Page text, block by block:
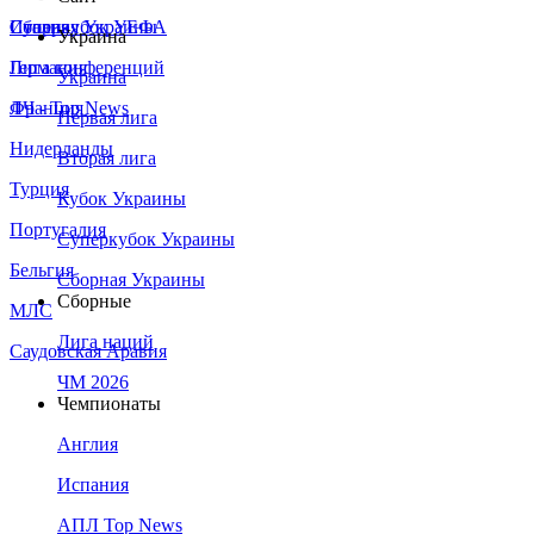
Сборная Украины
Италия
Германия
Франция
Нидерланды
Турция
Португалия
Бельгия
МЛС
Саудовская Аравия
Суперкубок УЕФА
Лига конференций
ЛЧ - Top News
Украина
Украина
Первая лига
Вторая лига
Кубок Украины
Суперкубок Украины
Сборная Украины
Сборные
Лига наций
ЧМ 2026
Чемпионаты
Англия
Испания
АПЛ Top News